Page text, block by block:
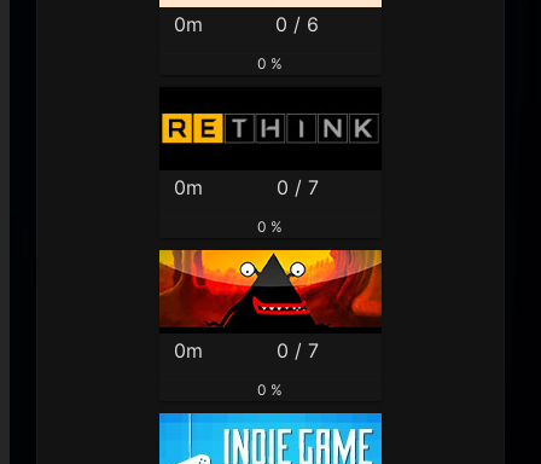
0m 0 / 6
0 %
0m 0 / 7
0 %
0m 0 / 7
0 %